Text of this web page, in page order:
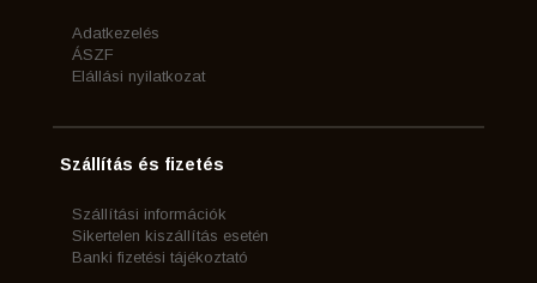
Adatkezelés
ÁSZF
Elállási nyilatkozat
Szállítás és fizetés
Szállítási információk
Sikertelen kiszállítás esetén
Banki fizetési tájékoztató